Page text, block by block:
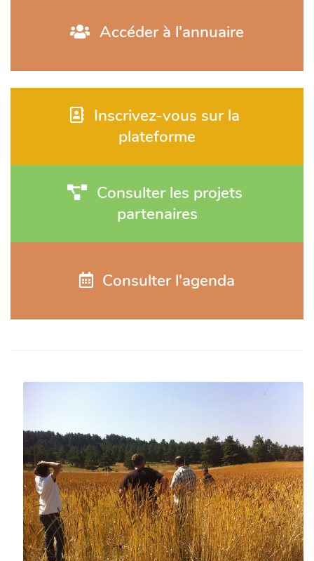
Accéder à l'annuaire
Inscrivez-vous sur la
plateforme
Consulter les projets
partenaires
Consulter l'agenda